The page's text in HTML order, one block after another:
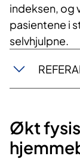
indeksen, og
pasientene i
selvhjulpne.
Økt